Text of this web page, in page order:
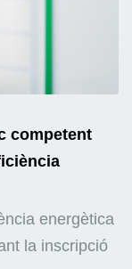
competent
energètica
la inscripció